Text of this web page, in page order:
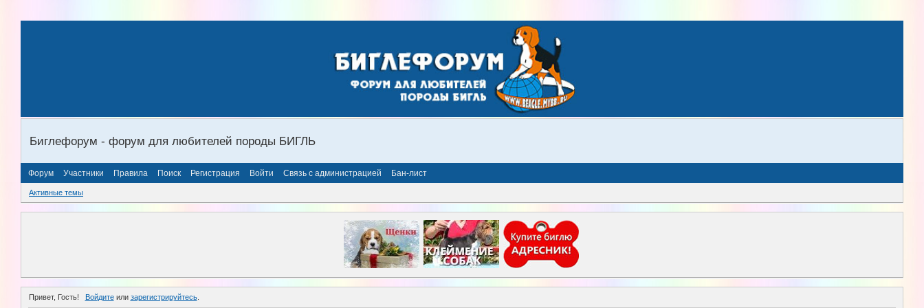
Биглефорум - форум для любителей породы БИГЛЬ
Форум Участники Правила Поиск Регистрация Войти Связь с администрацией Бан-лист
Активные темы
Привет, Гость! Войдитеили зарегистрируйтесь.